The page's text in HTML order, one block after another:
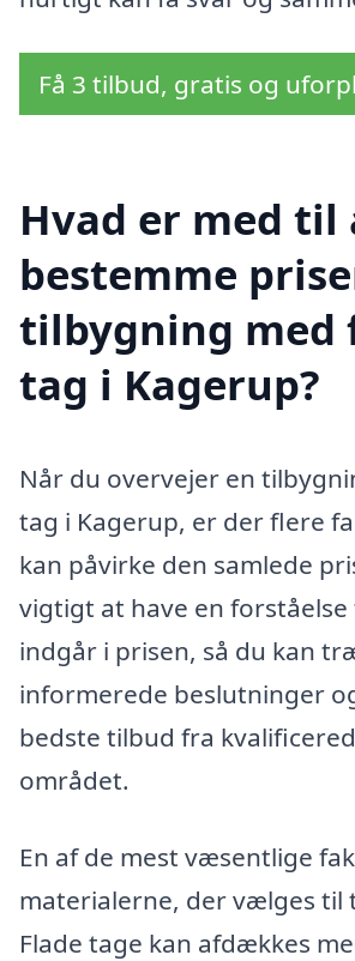
Få 3 tilbud, gratis og
Hvad er med til
bestemme
tilbygning med
tag i Kagerup?
Når du overvejer en
tag i Kagerup, er der flere
kan påvirke den samlede
vigtigt at have en
indgår i prisen, så du kan
informerede beslutninger
bedste tilbud fra
området.
En af de mest væsentlige
materialerne, der vælges til
Flade tage kan afdækkes